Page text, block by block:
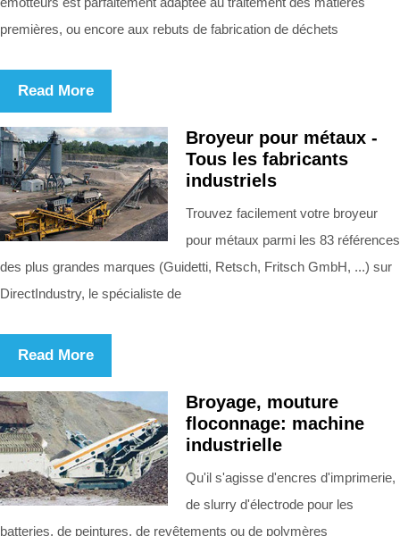
premières, ou encore aux rebuts de fabrication de déchets
Read More
Broyeur pour métaux -
Tous les fabricants
industriels
Trouvez facilement votre broyeur
pour métaux parmi les 83 références
des plus grandes marques (Guidetti, Retsch, Fritsch GmbH, ...) sur
DirectIndustry, le spécialiste de
Read More
Broyage, mouture
floconnage: machine
industrielle
Qu'il s'agisse d'encres d'imprimerie,
de slurry d'électrode pour les
batteries, de peintures, de revêtements ou de polymères